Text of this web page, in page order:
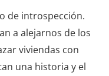
de introspección.
a alejarnos de los
viviendas con
una historia y el